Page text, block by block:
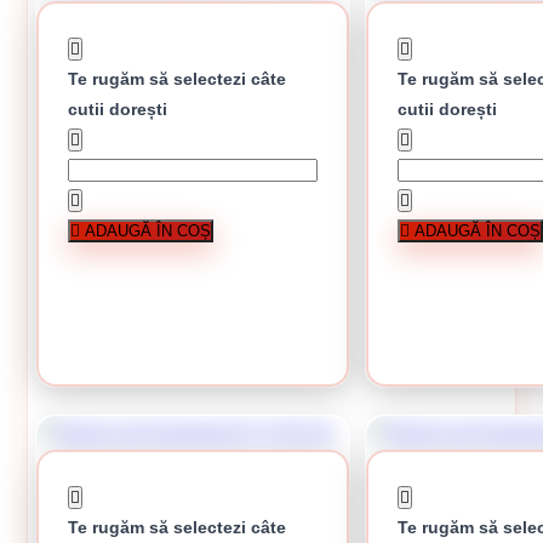
Surub cap hexagonal 5 x 60 mm
0.55 Lei / bucati
Te rugăm să selectezi câte
cutii dorești
ADAUGĂ ÎN COȘ
Surub cap hexagonal 6 x
0.36 Lei / bucati
Te rugăm să
cutii dorești
ADAUGĂ ÎN COȘ
Te rugăm să selectezi câte Te rugăm să